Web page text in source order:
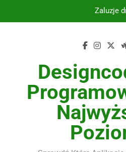
Żaluzje
Żaluzje
Instalacje